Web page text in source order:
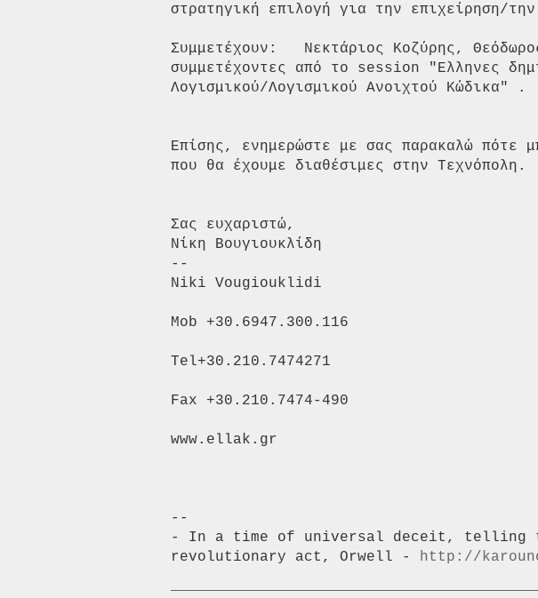
στρατηγική επιλογή για την επιχείρηση/
Συμμετέχουν:   Νεκτάριος Κοζύρης,
συμμετέχοντες από το session "Ελληνες
Λογισμικού/Λογισμικού Ανοιχτού Κώδικα" .
Επίσης, ενημερώστε με σας παρακαλώ πότε
που θα έχουμε διαθέσιμες στην Τεχνόπολη.
Σας ευχαριστώ,
Νίκη Βουγιουκλίδη
--
Niki Vougiouklidi
Mob +30.6947.300.116
Tel+30.210.7474271
Fax +30.210.7474-490
www.ellak.gr
--
- In a time of universal deceit, telling
revolutionary act, Orwell - http://